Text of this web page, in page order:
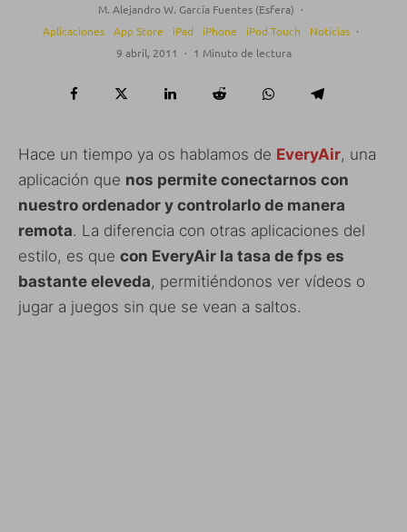
M. Alejandro W. García Fuentes (Esfera) ·
Aplicaciones
App Store iPad iPhone iPod Touch Noticias ·
9 abril, 2011
· 1 Minuto de lectura
Hace un tiempo ya os hablamos de EveryAir, una
aplicación que nos permite conectarnos con
nuestro ordenador y controlarlo de manera
remota. La diferencia con otras aplicaciones del
estilo, es que con EveryAir la tasa de fps es
bastante eleveda, permitiéndonos ver vídeos o
jugar a juegos sin que se vean a saltos.